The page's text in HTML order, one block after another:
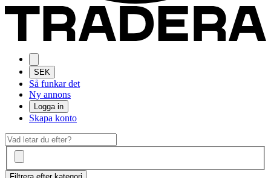
SEK
Så funkar det
Ny annons
Logga in
Skapa konto